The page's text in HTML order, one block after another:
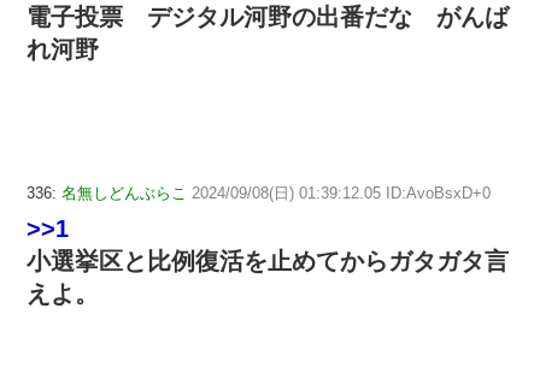
電子投票 デジタル河野の出番だな がんば
れ河野
336: 名無しどんぶらこ 2024/09/08(日) 01:39:12.05 ID:AvoBsxD+0
>>1
小選挙区と比例復活を止めてからガタガタ言
えよ。